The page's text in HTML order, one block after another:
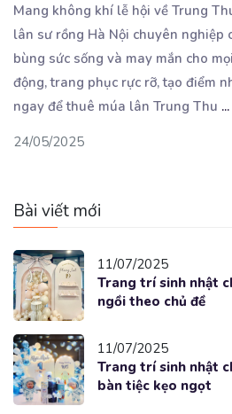
Mang không khí lễ hội về Trung
lân sư rồng Hà Nội chuyên nghiệp
bùng sức sống và may mắn cho
động, trang phục rực rỡ, tạo điểm
ngay để thuê múa lân Trung Thu ...
24/05/2025
Bài viết mới
11/07/2025
Trang trí sinh nhật
ngồi theo chủ đề
11/07/2025
Trang trí sinh nhật
bàn tiệc kẹo ngọt